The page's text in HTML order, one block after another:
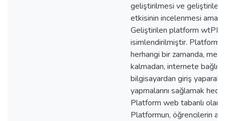
geliştirilmesi ve geliştirilen
etkisinin incelenmesi
Geliştirilen platform
isimlendirilmiştir. Platform
herhangi bir zamanda,
kalmadan, internete bağlı
bilgisayardan giriş yaparak
yapmalarını sağlamak
Platform web tabanlı
Platformun, öğrencilerin